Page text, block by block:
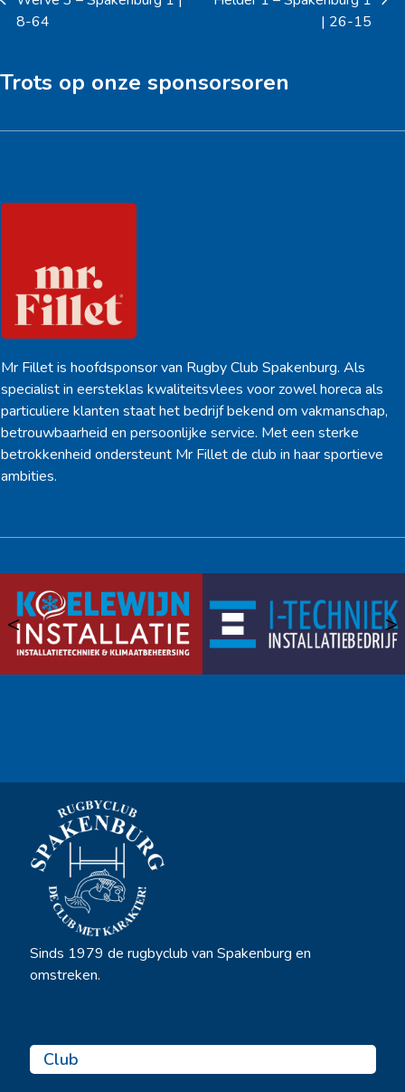
previous
post:8-64
next
| 26-15
Trots op onze sponsorsoren
Mr Fillet is hoofdsponsor van Rugby Club Spakenburg. Als
specialist in eersteklas kwaliteitsvlees voor zowel horeca als
particuliere klanten staat het bedrijf bekend om vakmanschap,
betrouwbaarheid en persoonlijke service. Met een sterke
betrokkenheid ondersteunt Mr Fillet de club in haar sportieve
ambities.
< >
Sinds 1979 de rugbyclub van Spakenburg en
omstreken.
Club